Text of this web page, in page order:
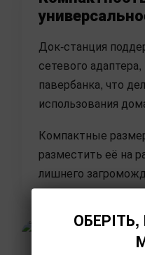
Док-станция
сетевого
павербанка, что
использования
Компактные
разместить её на
лишнего